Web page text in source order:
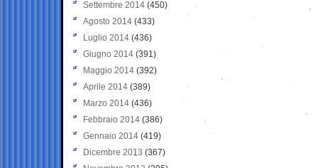
Settembre 2014 (450)
Agosto 2014 (433)
Luglio 2014 (436)
Giugno 2014 (391)
Maggio 2014 (392)
Aprile 2014 (389)
Marzo 2014 (436)
Febbraio 2014 (386)
Gennaio 2014 (419)
Dicembre 2013 (367)